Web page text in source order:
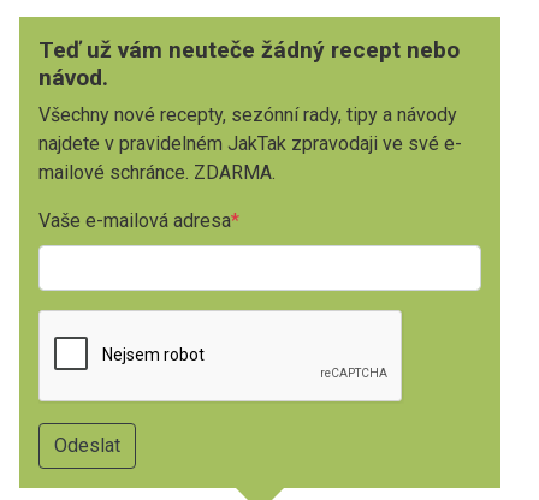
Teď už vám neuteče žádný recept nebo
návod.
Všechny nové recepty, sezónní rady, tipy a návody
najdete v pravidelném JakTak zpravodaji ve své e-
mailové schránce. ZDARMA.
Vaše e-mailová adresa